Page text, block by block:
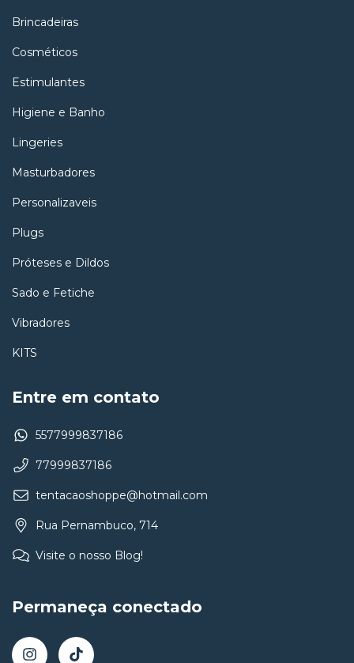
Brincadeiras
Cosméticos
Estimulantes
Higiene e Banho
Lingeries
Masturbadores
Personalizaveis
Plugs
Próteses e Dildos
Sado e Fetiche
Vibradores
KITS
Entre em contato
5577999837186
77999837186
tentacaoshoppe@hotmail.com
Rua Pernambuco, 714
Visite o nosso Blog!
Permaneça conectado